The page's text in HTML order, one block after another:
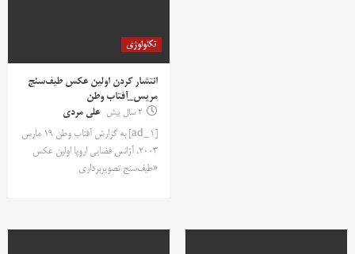
تکنولوژی
انتشار کردن اولین عکس طیف‌سنج
مریس_آفتاب وطن
2 سال پیش
علی مردی
[ad_1] به گزارش آفتاب وطن 19 مارس
2003، آژانس فضایی اروپا اولین عکس
«طیف‌سنج تصویربرداری